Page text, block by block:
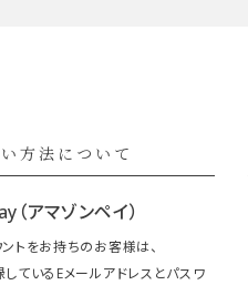
方法について
アマゾンペイ）
トをお持ちのお客様は、
ているEメールアドレスとパスワ